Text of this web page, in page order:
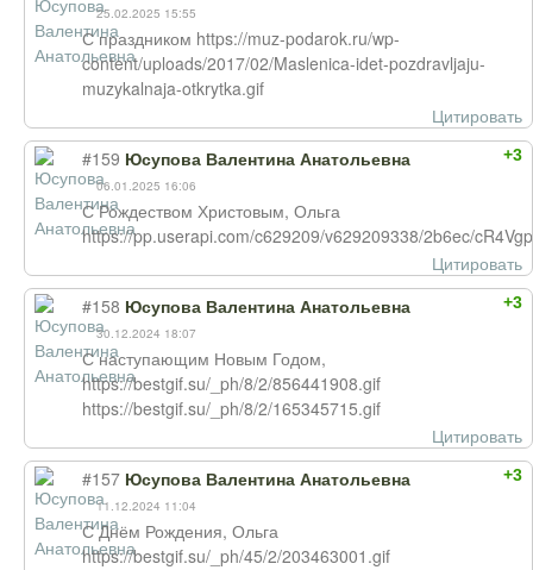
25.02.2025 15:55
С праздником https://muz-podarok.ru/wp-
content/uploads/2017/02/Maslenica-idet-pozdravljaju-
muzykalnaja-otkrytka.gif
Цитировать
+3
#159 Юсупова Валентина Анатольевна
06.01.2025 16:06
С Рождеством Христовым, Ольга
https://pp.userapi.com/c629209/v629209338/2b6ec/
Цитировать
+3
#158 Юсупова Валентина Анатольевна
30.12.2024 18:07
С наступающим Новым Годом,
https://bestgif.su/_ph/8/2/856441908.gif
https://bestgif.su/_ph/8/2/165345715.gif
Цитировать
+3
#157 Юсупова Валентина Анатольевна
11.12.2024 11:04
С Днём Рождения, Ольга
https://bestgif.su/_ph/45/2/203463001.gif